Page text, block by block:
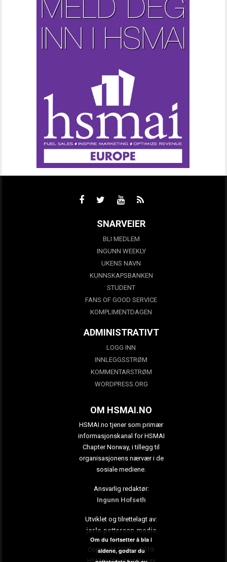
SNARVEIER
BLI MEDLEM
INGUNN WEEKLY
UKENS NAVN
KUNNSKAPSBANKEN
STUDENT
FANS OF GOOD SERVICE
KOMPLIMENTDAGEN
ADMINISTRATIVT
LOGG INN
INNLEGGSSTRØM
KOMMENTARSTRØM
WORDPRESS.ORG
OM HSMAI.NO
HSMAI.no tjener som primær
informasjonskanal for HSMAI
Chapter Norway, i tillegg til
organisasjonens nærvær i de
sosiale mediene.
Ansvarlig redaktør:
Ingunn Hofseth
Utviklet og tilrettelagt av:
jarle.petterson.media
Copyright 2009 – 2019:
Om du fortsetter å bla i
sidene, godtar du